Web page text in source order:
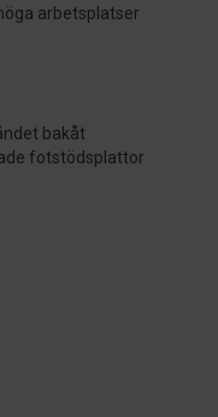
arbetsplatser
bakåt
fotstödsplattor